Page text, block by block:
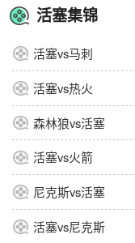
活塞集锦
活塞vs马刺
活塞vs热火
森林狼vs活塞
活塞vs火箭
尼克斯vs活塞
活塞vs尼克斯